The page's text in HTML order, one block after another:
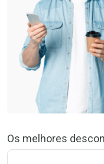
Os melhores